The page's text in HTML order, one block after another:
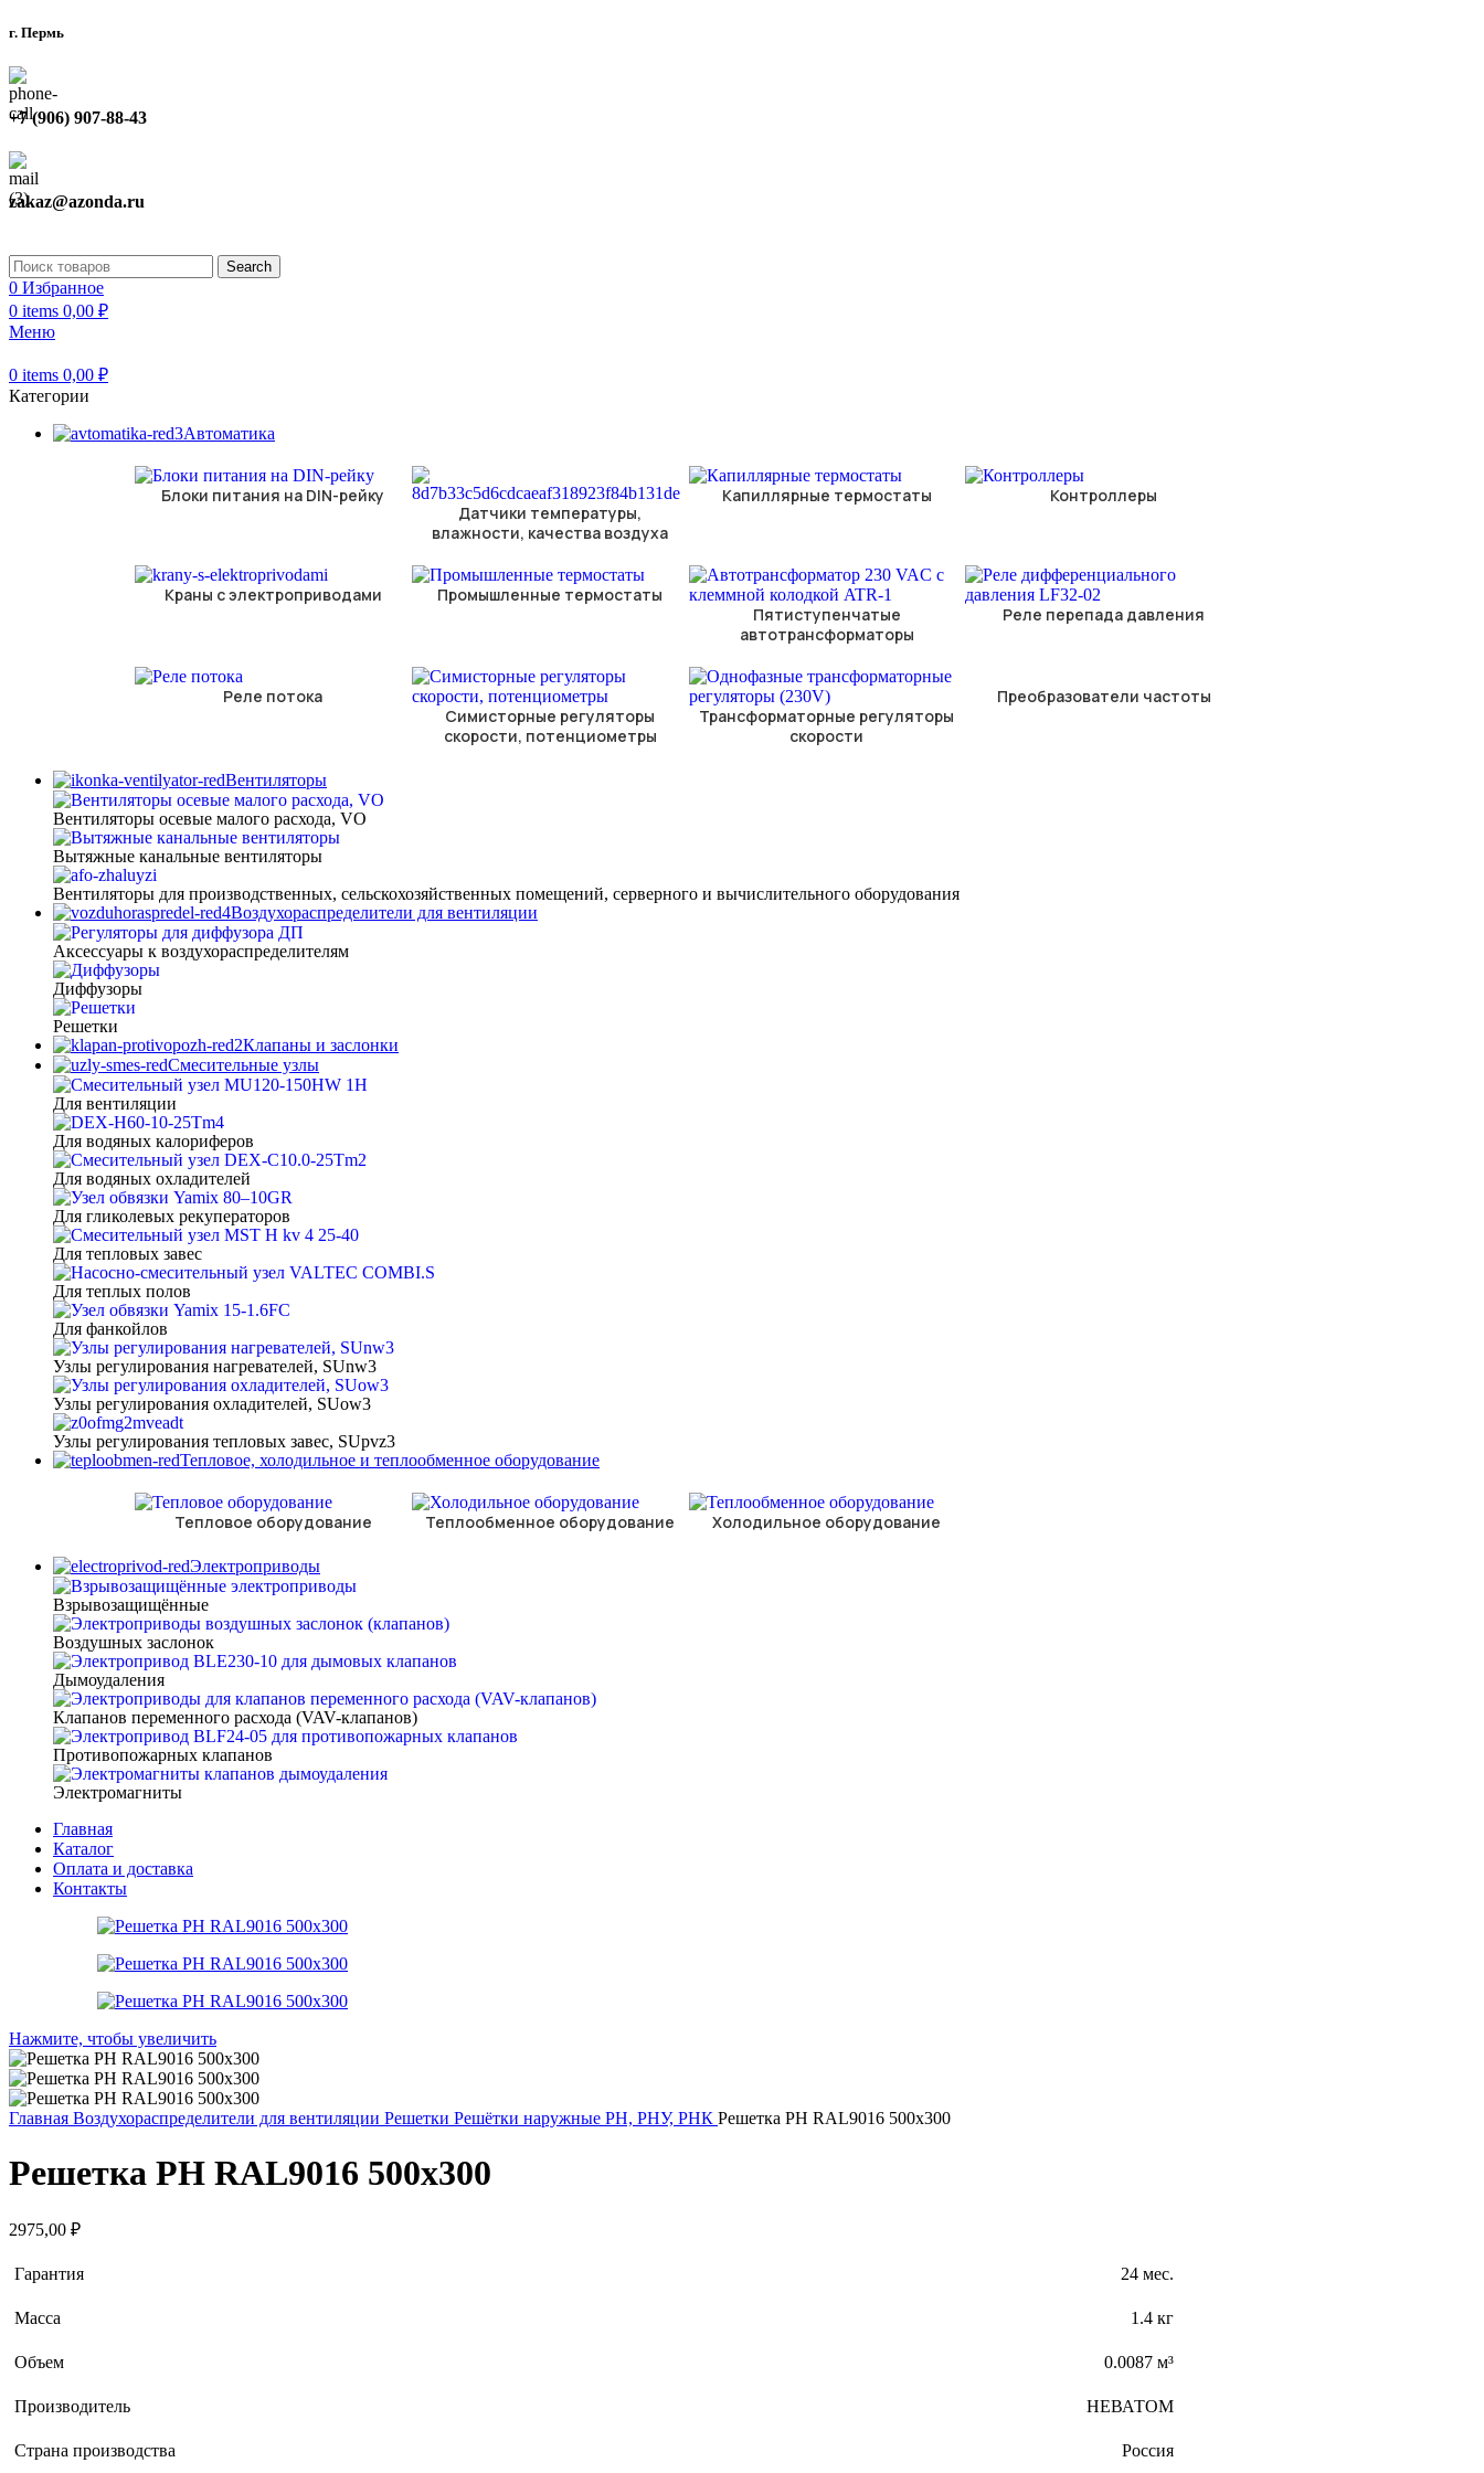
г. Пермь
+7 (906) 907-88-43
zakaz@azonda.ru
Search
0 Избранное
0 items 0,00 ₽
Меню
0 items 0,00 ₽
Категории
Автоматика
Блоки питания на DIN-рейку
Датчики температуры,
влажности, качества воздуха
Капиллярные термостаты Контроллеры
Краны с электроприводами
Промышленные термостаты
Пятиступенчатые
автотрансформаторы
Реле перепада давления
Реле потока
Симисторные регуляторы
скорости, потенциометры
Трансформаторные регуляторы
скорости
Преобразователи частоты
Вентиляторы
Вентиляторы осевые малого расхода, VO
Вытяжные канальные вентиляторы
Вентиляторы для производственных, сельскохозяйственных помещений, серверного и вычислительного оборудования
Воздухораспределители для вентиляции
Аксессуары к воздухораспределителям
Диффузоры
Решетки
Клапаны и заслонки
Смесительные узлы
Для вентиляции
Для водяных калориферов
Для водяных охладителей
Для гликолевых рекуператоров
Для тепловых завес
Для теплых полов
Для фанкойлов
Узлы регулирования нагревателей, SUnw3
Узлы регулирования охладителей, SUow3
Узлы регулирования тепловых завес, SUpvz3
Тепловое, холодильное и теплообменное оборудование
Тепловое оборудование Теплообменное оборудование Холодильное оборудование
Электроприводы
Взрывозащищённые
Воздушных заслонок
Дымоудаления
Клапанов переменного расхода (VAV-клапанов)
Противопожарных клапанов
Электромагниты
Главная
Каталог
Оплата и доставка
Контакты
Нажмите, чтобы увеличить
Главная Воздухораспределители для вентиляции Решетки Решётки наружные РН, РНУ, РНК Решетка РН RAL9016 500х300
Решетка РН RAL9016 500х300
2975,00 ₽
Гарантия 24 мес.
Масса 1.4 кг
Объем 0.0087 м³
Производитель НЕВАТОМ
Страна производства Россия